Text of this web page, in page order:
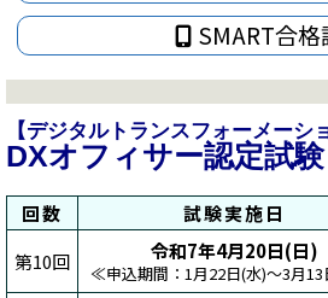
SMART合格
【デジタルトランスフォーメーシ
DXオフィサー認定試験
回数 試験実施日
第10回 令和7年4月20日(日)
≪申込期間：1月22日(水)～3月